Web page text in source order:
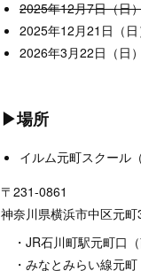
2025年12月7日（日
2025年12月21日（
2026年3月22日（日
▶場所
イルム元町スクール（
〒231-0861
神奈川県横浜市中区元
・JR石川町駅元町口
・みなとみらい線元